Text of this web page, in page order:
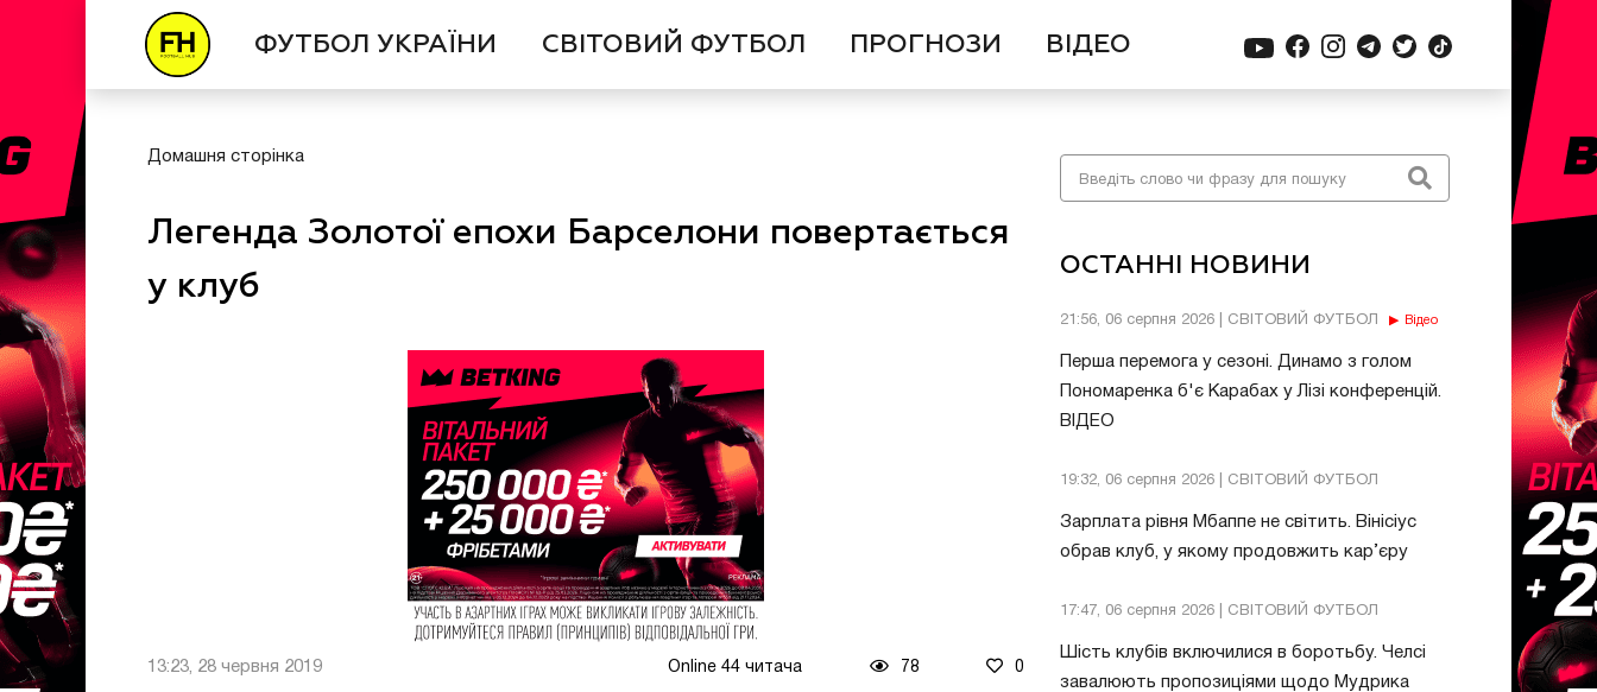
ФУТБОЛ УКРАЇНИ СВІТОВИЙ ФУТБОЛ ПРОГНОЗИ ВІДЕО
ОСТАННІ НОВИНИ
21:56, 06 серпня 2026 | СВІТОВИЙ ФУТБОЛ Відео
Перша перемога у сезоні. Динамо з голом
Пономаренка б'є Карабах у Лізі конференцій.
ВІДЕО
19:32, 06 серпня 2026 | СВІТОВИЙ ФУТБОЛ
Зарплата рівня Мбаппе не світить. Вінісіус
обрав клуб, у якому продовжить кар’єру
17:47, 06 серпня 2026 | СВІТОВИЙ ФУТБОЛ
Шість клубів включилися в боротьбу. Челсі
завалюють пропозиціями щодо Мудрика
Домашня сторінка
Легенда Золотої епохи Барселони повертається
у клуб
13:23, 28 червня 2019 Online 44 читача 78 0